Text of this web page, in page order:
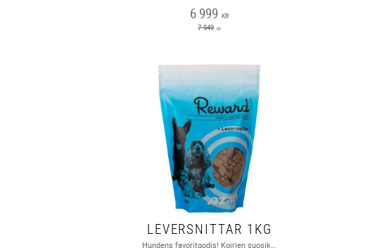
6 999 KR
7 949 KR
LEVERSNITTAR 1KG
Hundens favoritgodis! Koirien suosikkiherkku!